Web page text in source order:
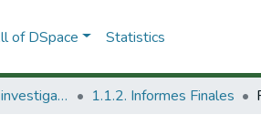
of DSpace Statistics
1.1 Productos de investigación 1.1.2. Informes Finales